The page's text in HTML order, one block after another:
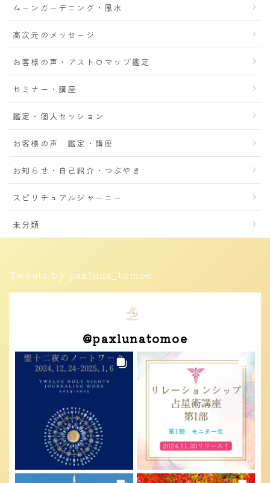
ムーンガーデニング・風水
高次元のメッセージ
お客様の声・アストロマップ鑑定
セミナー・講座
鑑定・個人セッション
お客様の声 鑑定・講座
お知らせ・自己紹介・つぶやき
スピリチュアルジャーニー
未分類
Tweets by paxluna_tomoe
@paxlunatomoe